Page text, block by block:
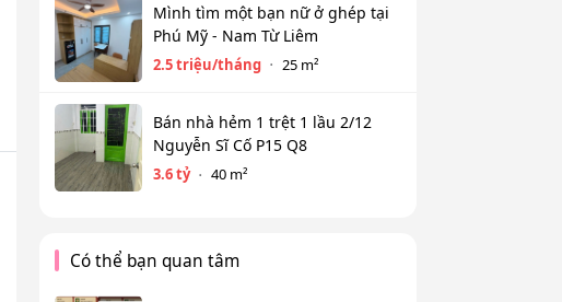
Mình tìm một bạn nữ ở ghép tại
Phú Mỹ - Nam Từ Liêm
2.5 triệu/tháng 25 m²
Bán nhà hẻm 1 trệt 1 lầu 2/12
Nguyễn Sĩ Cố P15 Q8
3.6 tỷ 40 m²
Có thể bạn quan tâm